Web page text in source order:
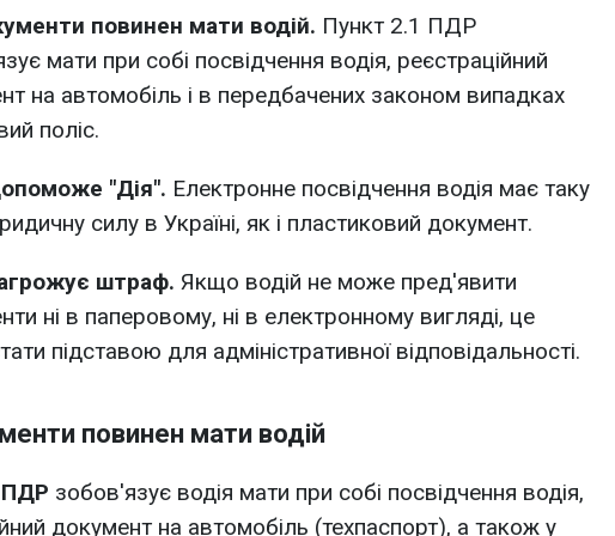
повинен мати водій. Пункт 2.1 ПДР
мати при собі посвідчення водія, реєстраційний
на автомобіль і в передбачених законом випадках
поліс.
"Дія". Електронне посвідчення водія має таку
силу в Україні, як і пластиковий документ.
штраф. Якщо водій не може пред'явити
ні в паперовому, ні в електронному вигляді, це
підставою для адміністративної відповідальності.
повинен мати водій
ПДР зобов'язує водія мати при собі посвідчення водія,
документ на автомобіль (техпаспорт), а також у